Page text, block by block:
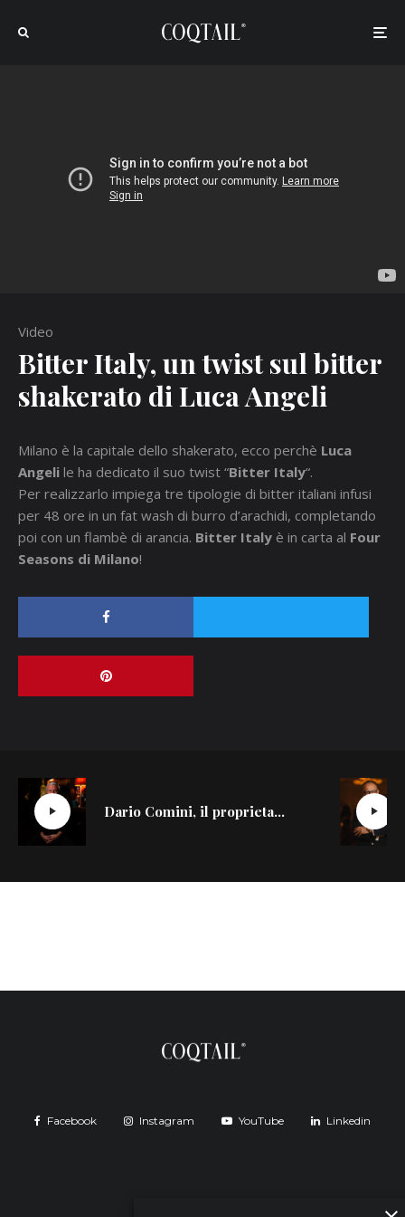
Video
Bitter Italy, un twist sul bitter
shakerato di Luca Angeli
Milano è la capitale dello shakerato, ecco perchè Luca
Angeli le ha dedicato il suo twist “Bitter Italy“.
Per realizzarlo impiega tre tipologie di bitter italiani infusi
per 48 ore in un fat wash di burro d’arachidi, completando
poi con un flambè di arancia. Bitter Italy è in carta al Four
Seasons di Milano!
Dario Comini, il proprietario del Nottingham Forest di Milano si racconta
Facebook Instagram YouTube Linkedin